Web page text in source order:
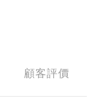
顧客評價